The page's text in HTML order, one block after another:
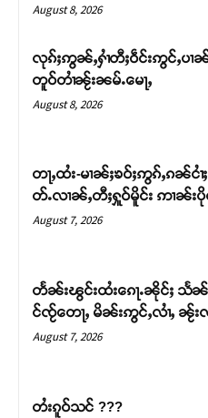
Support
တႃႇႁႂ်ႈသဵင်ၵၢင်ၸႂ်ၵူၼ်းမိူင်
တ်ႇ တူဝ်ႈလုမ်ႈၾႃႉၼၼ်ႉ
August 8, 2026
လုၵ်ႈဢွၼ်ႇႁၢႆတီႈဝဵင်းဢွင်ႇပၢ
တူဝ်တၢႆၼႂ်းၼမ်ႉမေႃႇ
August 8, 2026
တႃႇထႆး-မၢၼ်ႈၶဝ်ႈဢွၵ်ႇၵၼ်င
တ်ႉလၢၼ်ႇတီႈႁူဝ်မိူင်း ဢၢၼ်းပို
August 7, 2026
တႅၼ်းၽွင်းထႆးၵေႃႉၼိုင်ႈ သႅၼ်
င်ၸႂ်တေႃႇ မိၼ်းဢွင်ႇလၢႆႇ ၼႂ်း
August 7, 2026
တႆးၵူဝ်သင် ???